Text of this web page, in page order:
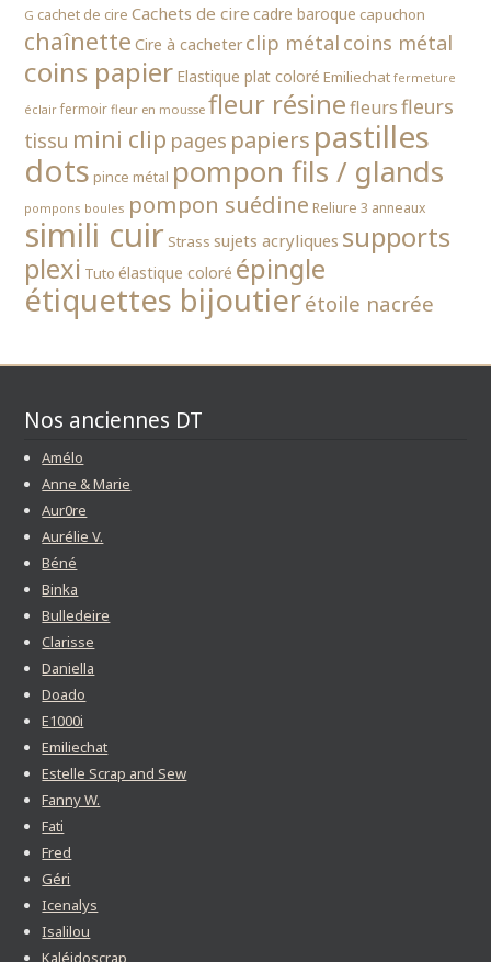
G cachet de cire Cachets de cire cadre baroque capuchon
chaînette Cire à cacheterclip métal coins métal
coins papier Elastique plat coloré Emiliechat fermeture
éclair fermoir fleur en mousse fleur résine fleurs fleurs
tissu mini clip pages papiers pastilles
dots pince métal pompon fils / glands
pompons boules pompon suédine Reliure 3 anneaux
simili cuir Strass sujets acryliques supports
plexi Tuto élastique coloré épingle
étiquettes bijoutierétoile nacrée
Nos anciennes DT
Amélo
Anne & Marie
Aur0re
Aurélie V.
Béné
Binka
Bulledeire
Clarisse
Daniella
Doado
E1000i
Emiliechat
Estelle Scrap and Sew
Fanny W.
Fati
Fred
Géri
Icenalys
Isalilou
Kaléidoscrap